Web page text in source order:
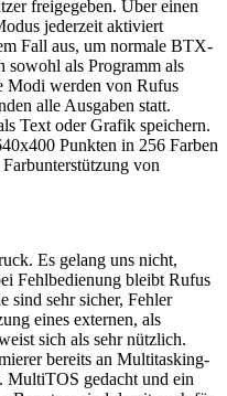
freigegeben. Über einen
jederzeit aktiviert
Fall aus, um normale BTX-
sowohl als Programm als
Modi werden von Rufus
alle Ausgaben statt.
Text oder Grafik speichern.
Punkten in 256 Farben
von
Es gelang uns nicht,
Fehlbedienung bleibt Rufus
sind sehr sicher, Fehler
eines externen, als
sich als sehr nützlich.
bereits an Multitasking-
gedacht und ein